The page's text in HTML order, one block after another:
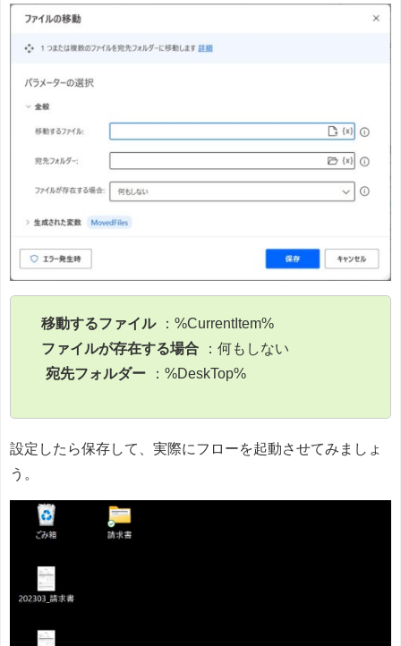
移動するファイル
：%CurrentItem%
ファイルが存在する場合
：何もしない
宛先フォルダー
：%DeskTop%
設定したら保存して、実際にフローを起動させてみましょ
う。